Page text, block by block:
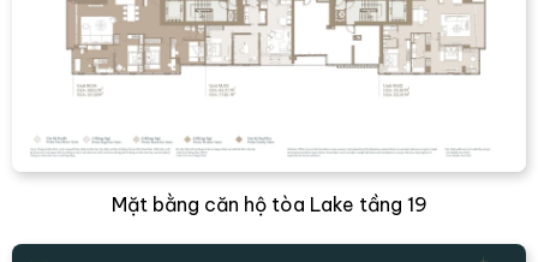
Mặt bằng căn hộ tòa Lake tầng 19